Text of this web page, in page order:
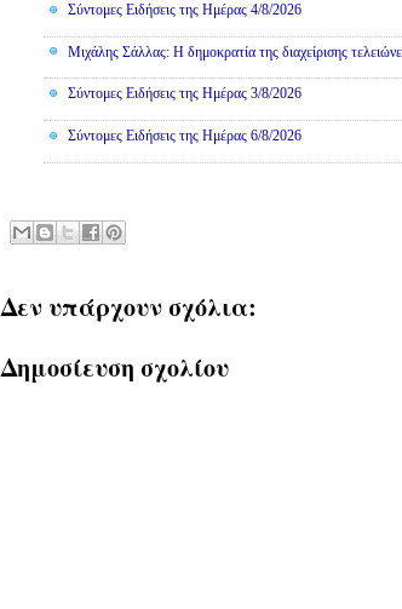
Σύντομες Ειδήσεις της Ημέρας 4/8/2026
Μιχάλης Σάλλας: Η δημοκρατία της διαχείρισης
Σύντομες Ειδήσεις της Ημέρας 3/8/2026
Σύντομες Ειδήσεις της Ημέρας 6/8/2026
Δεν υπάρχουν σχόλια:
Δημοσίευση σχολίου